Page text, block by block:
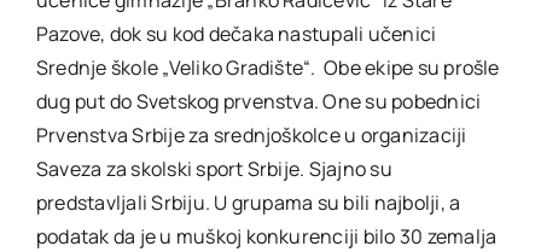
Pazove, dok su kod dečaka nastupali učenici
Srednje škole „Veliko Gradište“. Obe ekipe su prošle
dug put do Svetskog prvenstva. One su pobednici
Prvenstva Srbije za srednjoškolce u organizaciji
Saveza za skolski sport Srbije. Sjajno su
predstavljali Srbiju. U grupama su bili najbolji, a
podatak da je u muškoj konkurenciji bilo 30 zemalja